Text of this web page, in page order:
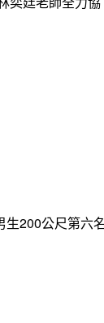
生200公尺第六